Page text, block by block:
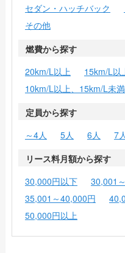
セダン・ハッチバック
その他
燃費から探す
20km/L以上
15km/L以
10km/L以上、15km/L未満
定員から探す
～4人
5人 6人 7
リース料月額から探す
30,000円以下
30,001
35,001～40,000円
50,000円以上